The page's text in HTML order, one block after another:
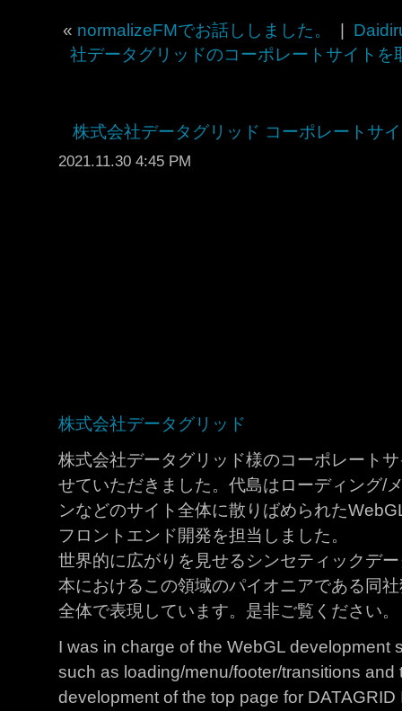
« normalizeFMでお話ししました。 |
社データグリッドのコーポレートサイト
株式会社データグリッド コーポレートサ
2021.11.30 4:45 PM
株式会社データグリッド
株式会社データグリッド様のコーポレート
せていただきました。 代島はローディング/
ンなどのサイト全体に散りばめられた
フロントエンド開発を担当しました。
世界的に広がりを見せるシンセティックデ
本におけるこの領域のパイオニアである同
全体で表現しています。是非ご覧ください。
I was in charge of the WebGL development
such as loading/menu/footer/transitions and
development of the top page for